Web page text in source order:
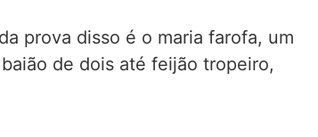
prova disso é o maria farofa, um
de dois até feijão tropeiro,